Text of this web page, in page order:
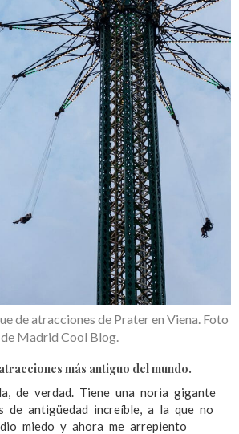
de atracciones de Prater en Viena. Foto
de Madrid Cool Blog.
más antiguo del mundo.
de verdad. Tiene una noria gigante
de antigüedad increíble, a la que no
miedo y ahora me arrepiento